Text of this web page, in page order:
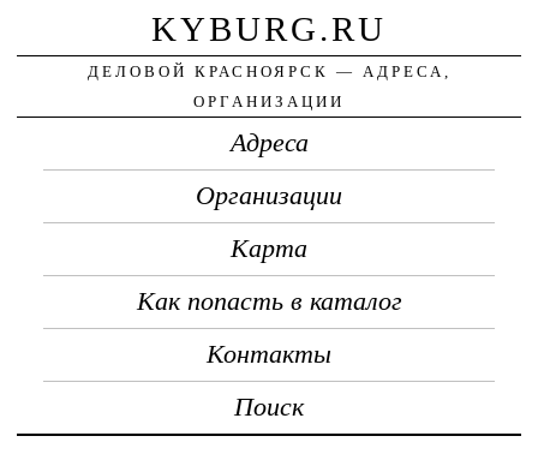
KYBURG.RU
ДЕЛОВОЙ КРАСНОЯРСК — АДРЕСА,
ОРГАНИЗАЦИИ
Адреса
Организации
Карта
Как попасть в каталог
Контакты
Поиск